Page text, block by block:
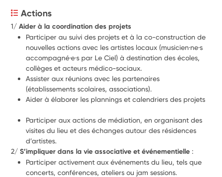
Actions
1/
Participer au suivi des projets et à la co-construction de
nouvelles actions avec les artistes locaux (musicien·ne·s
accompagné·e·s par Le Ciel) à destination des écoles,
collèges et acteurs médico-sociaux.
Assister aux réunions avec les partenaires
(établissements scolaires, associations).
Aider à élaborer les plannings et calendriers des projets
Participer aux actions de médiation, en organisant des
visites du lieu et des échanges autour des résidences
d’artistes.
2/ S’impliquer dans la vie associative et événementielle :
Participer activement aux événements du lieu, tels que
concerts, conférences, ateliers ou jam sessions.